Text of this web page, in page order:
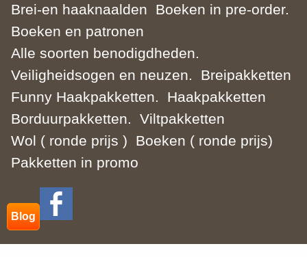
Brei-en haaknaalden
Boeken in pre-order.
Boeken en patronen
Alle soorten benodigdheden.
Veiligheidsogen en neuzen.
Breipakketten
Funny Haakpakketten.
Haakpakketten
Borduurpakketten.
Viltpakketten
Wol ( ronde prijs )
Boeken ( ronde prijs)
Pakketten in promo
Blog